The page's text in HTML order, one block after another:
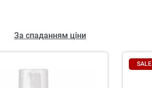
За спаданням ціни
SALE